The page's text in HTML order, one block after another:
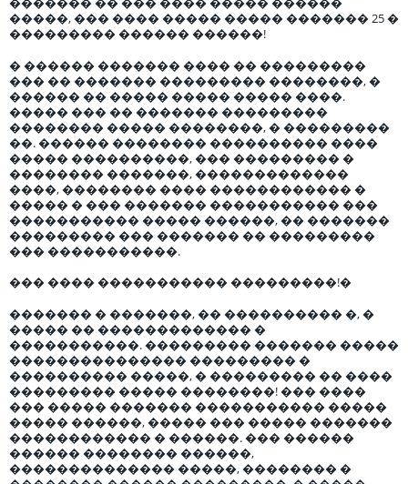
�����, ��� ���� ����� ����� ������� 25 �
��������� ������ ������!
� ������ ������� ���� �� ���������
��� �� ������� ��������� ��������, �
������ �� ����� ����� ����� ����.
����� ��� �� ������� ���������
�������� ����� ��������, � ���������
��. ������ �������� ���������� ����
����� ����������, ��� ��������� �
�������� �������, �������������
����, �������� ���� ������������ �
����� � ��� ������� ����������� ���
����������� ����� ������, �� �������
��������� ��� ������� �� ���������
��� �����������.
��� ���� ����������� ���������!�
������� � �������, �� ���������� �, �
����� �� ������������� �
�����������. ��������� ������� �����
��������������� ��������� �
���������� �����, � ��������� �� ����
��������� ����� ��������! ��� ����
��� ����� ������� ����������� �����
����� ������, ����� ��� ����� �������
������������ � ������. ��� ������
������ �������� ������,
�������������� �����, �������� �